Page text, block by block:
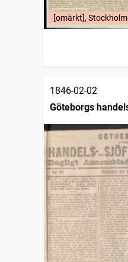
[omärkt], Stockholm
1846-02-02
Göteborgs
(1832)